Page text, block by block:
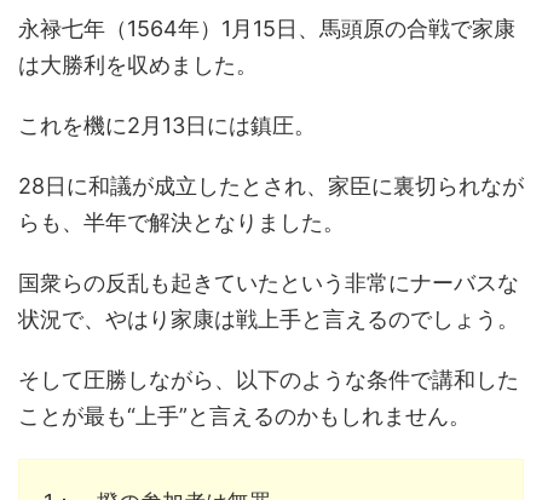
永禄七年（1564年）1月15日、馬頭原の合戦で家康
は大勝利を収めました。
これを機に2月13日には鎮圧。
28日に和議が成立したとされ、家臣に裏切られなが
らも、半年で解決となりました。
国衆らの反乱も起きていたという非常にナーバスな
状況で、やはり家康は戦上手と言えるのでしょう。
そして圧勝しながら、以下のような条件で講和した
ことが最も“上手”と言えるのかもしれません。